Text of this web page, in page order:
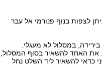
ניתן לצפות בנוף פנורמי אל עבר
את האחד להשאיר בסוף המסלול,
כדאי להשאיר ליד השלט נחל